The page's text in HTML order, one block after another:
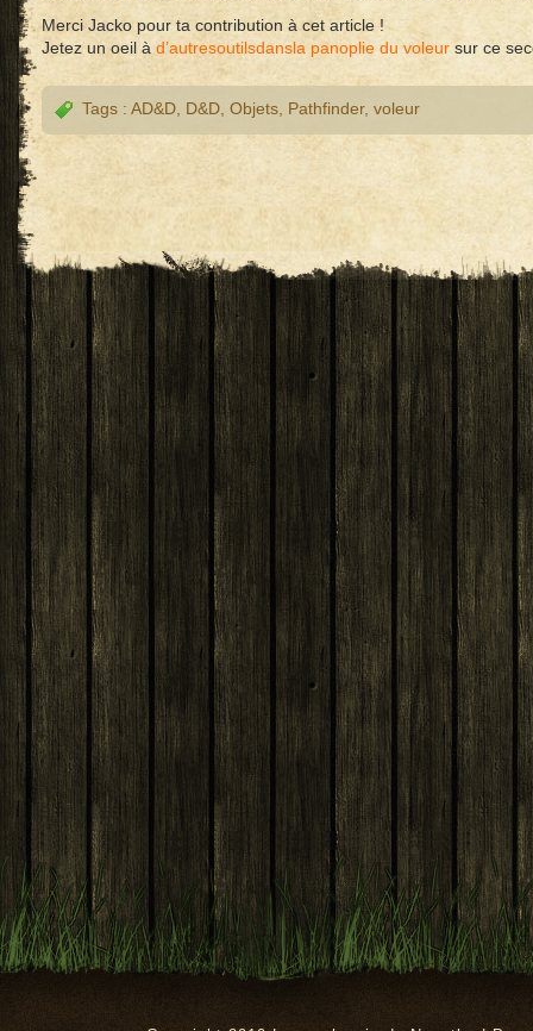
Merci Jacko pour ta contribution à cet article !
Jetez un oeil à d’autresoutilsdansla panoplie du voleur sur ce
Tags : AD&D D&D Objets Pathfinder, voleur